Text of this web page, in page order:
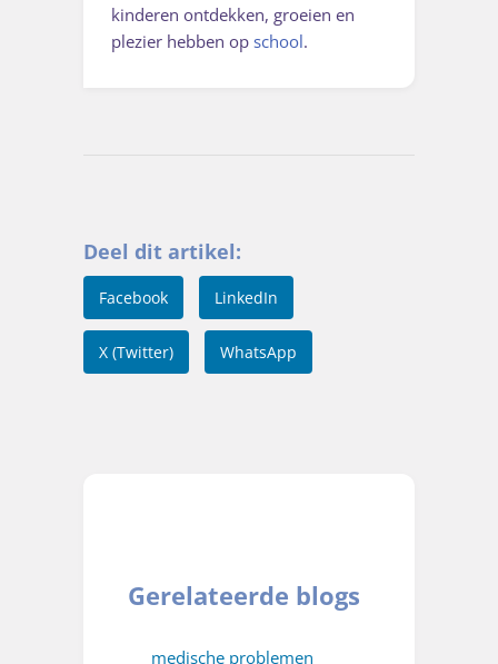
kinderen ontdekken, groeien en
plezier hebben op school.
Deel dit artikel:
Facebook LinkedIn
X (Twitter) WhatsApp
Gerelateerde blogs
medische problemen